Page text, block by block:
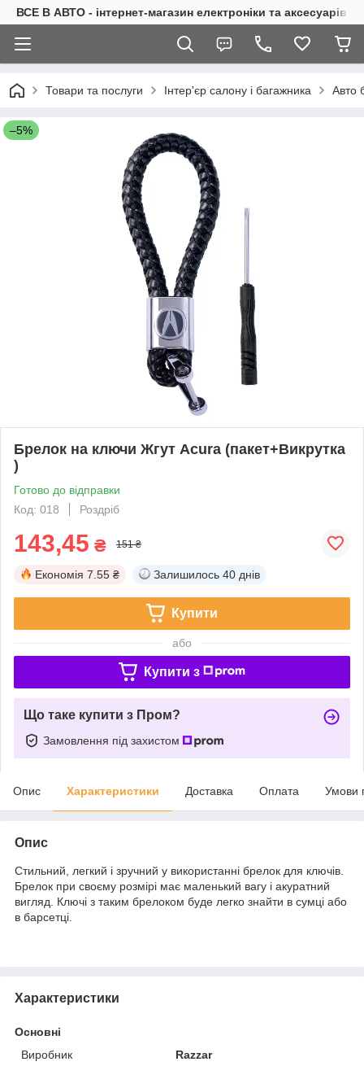
ВСЕ В АВТО - інтернет-магазин електроніки та аксесуарів в
Товари та послуги Інтер'єр салону і багажника Авто
–5%
Брелок на ключи Жгут Acura (пакет+Викрутка
)
Готово до відправки
Код: 018
Роздріб
143,45 ₴ 151 ₴
Економія 7.55 ₴ Залишилось 40 днів
Купити
або
Купити з
Що таке купити з Пром?
Замовлення під захистом
Опис Характеристики Доставка Оплата Умови
Опис
Стильний, легкий і зручний у використанні брелок для ключів.
Брелок при своєму розмірі має маленький вагу і акуратний
вигляд. Ключі з таким брелоком буде легко знайти в сумці або
в барсетці.
Характеристики
Основні
Виробник
Razzar